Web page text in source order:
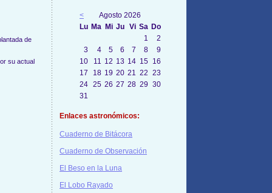
de
su actual
<
Agosto 2026
Lu Ma Mi Ju Vi Sa Do
1
2
3
4 5 6 7 8
9
10
11 12 13 14 15 16
17
18 19 20 21 22 23
24 25 26 27 28 29 30
31
Enlaces astronómicos:
Cuaderno de Bitácora
Cuaderno de Observación
El Beso en la Luna
El Lobo Rayado